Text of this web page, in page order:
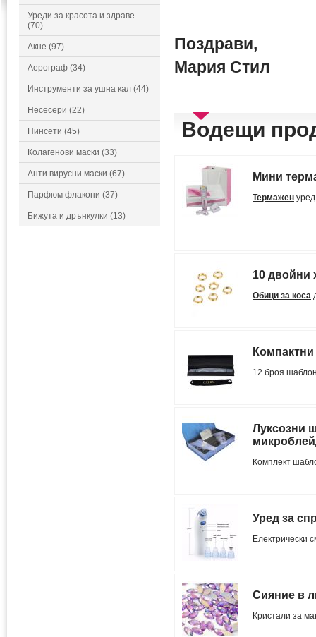
Уреди за красота и здраве
(70)
Акне (97)
Аерограф (34)
Инструменти за ушна кал (44)
Несесери (22)
Пинсети (45)
Колагенови маски (33)
Анти вирусни маски (67)
Парфюм флакони (37)
Бижута и дрънкулки (13)
Поздрави,
Мария Стил
Водещи
Мини
Термажен
10 двойни
Обици за коса
12 броя
Луксозни
Комплект
Уред за
Електрически
Сияние в
Кристали за